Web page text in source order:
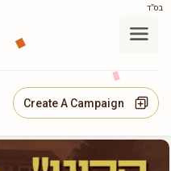
בס"ד
Create A Campaign